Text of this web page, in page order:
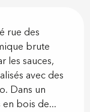
rue des
brute
les sauces,
avec des
Dans un
bois de...